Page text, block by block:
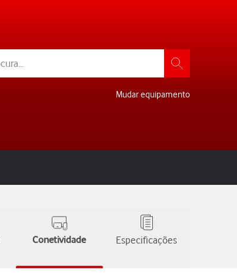
Mudar equipamento
Conetividade Especificações